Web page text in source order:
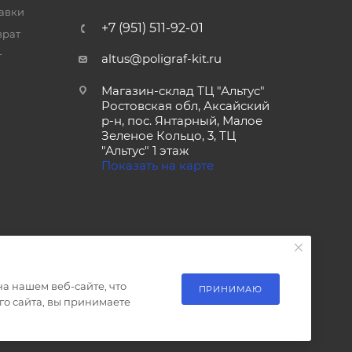
+7 (951) 511-92-01
altus@poligraf-kit.ru
Магазин-склад ТЦ "Альтус"
Ростовская обл, Аксайский
р-н, пос. Янтарный, Малое
Зеленое Кольцо, 3, ТЦ
"Альтус" 1 этаж
Показать на карте
нашем веб-сайте, что
сайта, вы принимаете
ПРИНИМАЮ